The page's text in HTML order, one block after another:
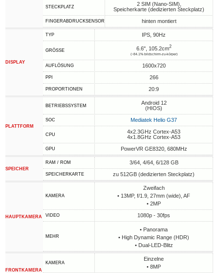
STECKPLATZ
2 SIM (Nano-SIM),
Speicherkarte (dedizierten Steckplatz)
FINGERABDRUCKSENSOR hinten montiert
DISPLAY
TYP IPS, 90Hz
GRÖSSE 6.6", 105.2cm2
(~84.1% bildschirm-zu-körper)
AUFLÖSUNG 1600x720
PPI 266
PROPORTIONEN 20:9
PLATTFORM
BETRIEBSSYSTEM
Android 12
(HIOS)
SOC Mediatek Helio G37
CPU
4x2.3GHz Cortex-A53
4x1.8GHz Cortex-A53
GPU PowerVR GE8320, 680MHz
SPEICHER
RAM / ROM 3/64, 4/64, 6/128 GB
SPEICHERKARTE zu 512GB (dedizierten Steckplatz)
HAUPTKAMERA
KAMERA
Zweifach
• 13MP, f/1.9, 27mm (wide), AF
• 2MP
VIDEO 1080p - 30fps
MEHR
• Panorama
• High Dynamic Range (HDR)
• Dual-LED-Blitz
FRONTKAMERA
KAMERA
Einzelne
• 8MP